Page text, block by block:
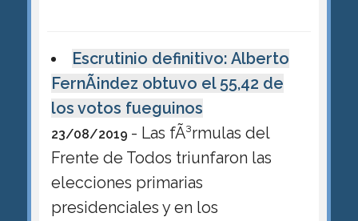
Escrutinio definitivo: Alberto
FernÃ¡ndez obtuvo el 55,42 de
los votos fueguinos
23/08/2019 - Las fÃ³rmulas del
Frente de Todos triunfaron las
elecciones primarias
presidenciales y en los